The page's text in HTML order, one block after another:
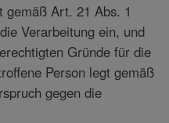
Art. 21 Abs. 1
Verarbeitung ein, und
Gründe für die
Person legt gemäß
gegen die